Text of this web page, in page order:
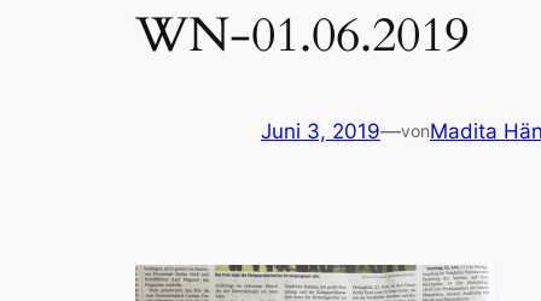
WN-01.06.2019
Juni 3, 2019—vonMadita